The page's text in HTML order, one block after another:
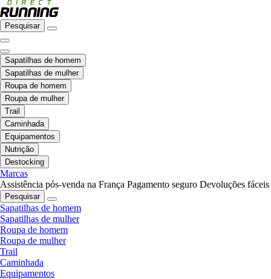
Pesquisar
Sapatilhas de homem
Sapatilhas de mulher
Roupa de homem
Roupa de mulher
Trail
Caminhada
Equipamentos
Nutrição
Destocking
Marcas
Assistência pós-venda na França Pagamento seguro Devoluções fáceis
Pesquisar
Sapatilhas de homem
Sapatilhas de mulher
Roupa de homem
Roupa de mulher
Trail
Caminhada
Equipamentos